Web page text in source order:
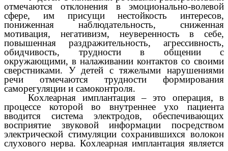
отмечаются отклонения в эмоционально-волевой
сфере, им присущи нестойкость интересов,
пониженная наблюдательность, сниженная
мотивация, негативизм, неуверенность в себе,
повышенная раздражительность, агрессивность,
обидчивость, трудности в общении с
окружающими, в налаживании контактов со своими
сверстниками. У детей с тяжелыми нарушениями
речи отмечаются трудности формирования
саморегуляции и самоконтроля.
Кохлеарная имплантация – это операция, в
процессе которой во внутреннее ухо пациента
вводится система электродов, обеспечивающих
восприятие звуковой информации посредством
электрической стимуляции сохранившихся волокон
слухового нерва. Кохлеарная имплантация является